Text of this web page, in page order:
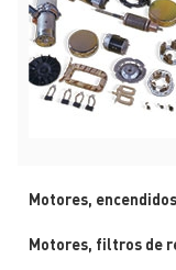
Motores,
Motores, filtros de